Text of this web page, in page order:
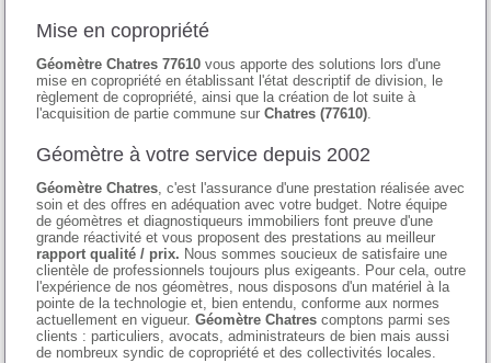
Mise en copropriété
Géomètre Chatres 77610 vous apporte des solutions lors d'une
mise en copropriété en établissant l'état descriptif de division, le
règlement de copropriété, ainsi que la création de lot suite à
l'acquisition de partie commune surChatres (77610).
Géomètre à votre service depuis 2002
Géomètre Chatres, c'est l'assurance d'une prestation réalisée avec
soin et des offres en adéquation avec votre budget. Notre équipe
de géomètres et diagnostiqueurs immobiliers font preuve d'une
grande réactivité et vous proposent des prestations au meilleur
rapport qualité / prix. Nous sommes soucieux de satisfaire une
clientèle de professionnels toujours plus exigeants. Pour cela, outre
l'expérience de nos géomètres, nous disposons d'un matériel à la
pointe de la technologie et, bien entendu, conforme aux normes
actuellement en vigueur.Géomètre Chatres comptons parmi ses
clients : particuliers, avocats, administrateurs de bien mais aussi
de nombreux syndic de copropriété et des collectivités locales.